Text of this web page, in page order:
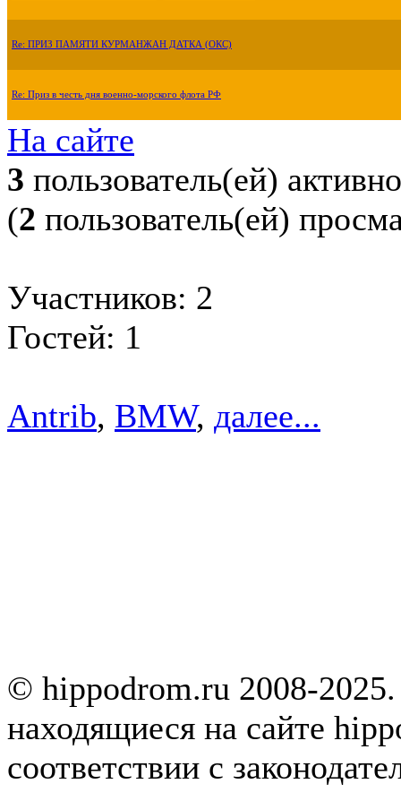
Re: ПРИЗ ПАМЯТИ КУРМАНЖАН ДАТКА (ОКС)
Re: Приз в честь дня военно-морского флота РФ
На сайте
3 пользователь(ей) активно
(2 пользователь(ей)
Участников: 2
Гостей: 1
Antrib, BMW, далее...
© hippodrom.ru 2008-
находящиеся на сайте
соответствии с